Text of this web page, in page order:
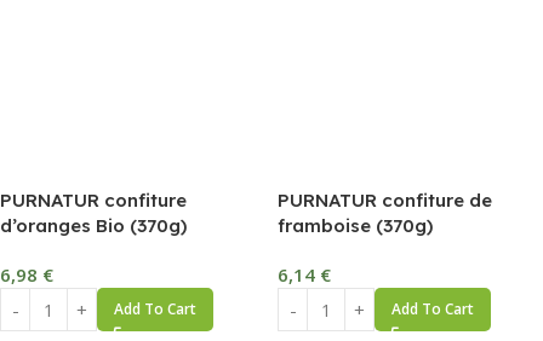
PURNATUR confiture
d’oranges Bio (370g)
6,98 €
Add To Cart
PURNATUR confiture de
framboise (370g)
6,14 €
Add To Cart